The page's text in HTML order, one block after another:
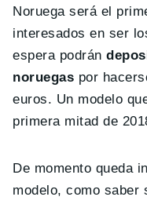
Noruega será el
interesados en ser
espera podrán
noruegas por
euros. Un modelo
primera mitad de
De momento queda
modelo, como saber